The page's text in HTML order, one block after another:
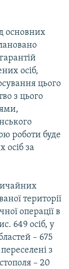
основних
осіб,
цього
з цього
роботи буде
осіб за
території
операції в
649 осіб, у
– 675
з
– 20